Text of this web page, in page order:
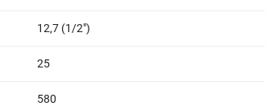
12,7 (1/2")
25
580